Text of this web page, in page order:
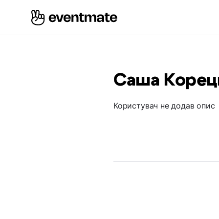
Саша
Користувач не додав опис